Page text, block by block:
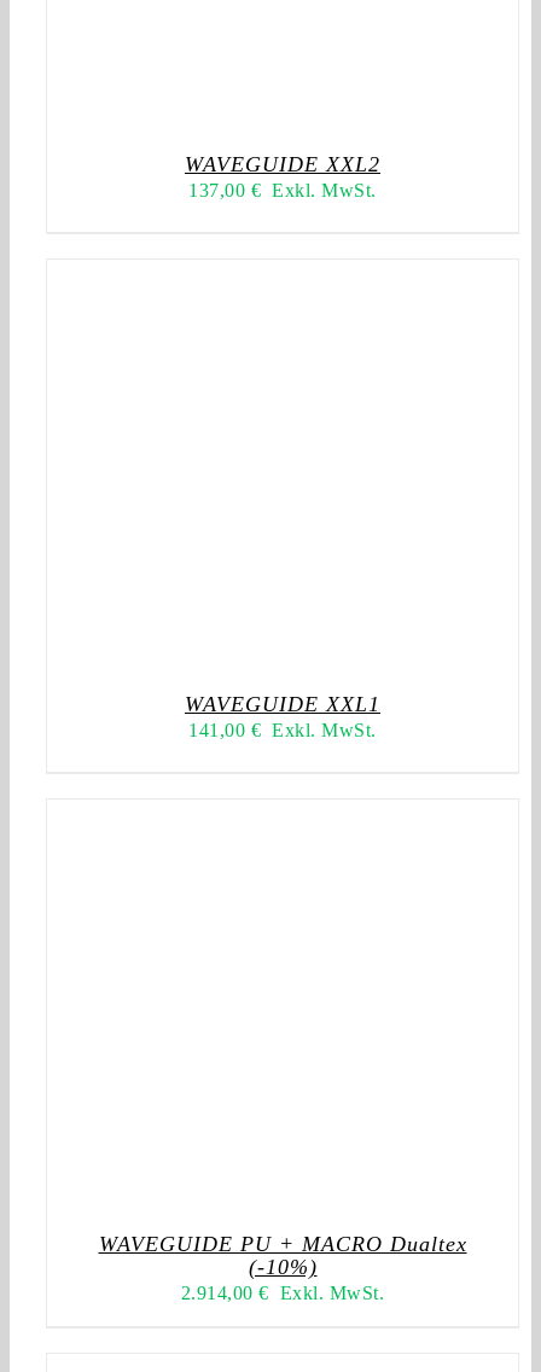
WAVEGUIDE XXL2
137,00 € Exkl. MwSt.
WAVEGUIDE XXL1
141,00 € Exkl. MwSt.
WAVEGUIDE PU + MACRO Dualtex
(-10%)
2.914,00€ Exkl. MwSt.